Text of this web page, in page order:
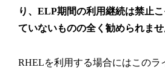
り、ELP期間の利用継続は禁止
ていないものの全く勧められませ
RHELを利用する場合にはこのラ